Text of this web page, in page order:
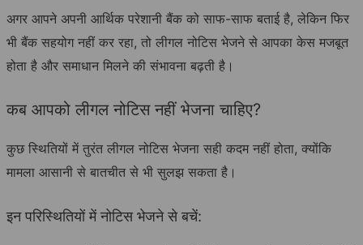
अगर आपने अपनी आर्थिक परेशानी बैंक को साफ-साफ बताई है, लेकिन फिर
भी बैंक सहयोग नहीं कर रहा, तो लीगल नोटिस भेजने से आपका केस मजबूत
होता है और समाधान मिलने की संभावना बढ़ती है।
कब आपको लीगल नोटिस नहीं भेजना चाहिए?
कुछ स्थितियों में तुरंत लीगल नोटिस भेजना सही कदम नहीं होता, क्योंकि
मामला आसानी से बातचीत से भी सुलझ सकता है।
इन परिस्थितियों में नोटिस भेजने से बचें: